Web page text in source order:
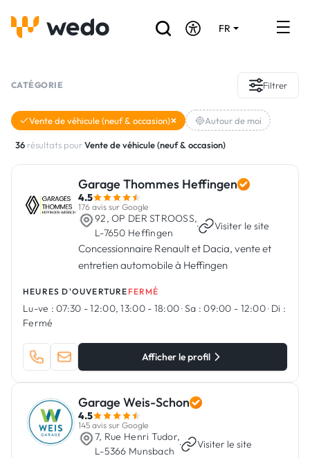
FR
Réalisations
Offres d'emploi
Vous êtes un Artisan ?
CATÉGORIE Filtrer
Vente de véhicule (neuf & occasion) Autour de moi
36 résultats pourVente de véhicule (neuf & occasion)
Garage Thommes Heffingen
4.5
176 avis sur Google
92, OP DER STROOSS,
L-7650 Heffingen
· Visiter le site
Concessionnaire Renault et Dacia, vente et
entretien automobile à Heffingen
HEURES D'OUVERTURE FERMÉ
Lu-ve : 07:30 - 12:00, 13:00 - 18:00·Sa : 09:00 - 12:00· Di :
Fermé
Afficher le profil
Garage Weis-Schon
4.5
145 avis sur Google
7, Rue Henri Tudor,
L-5366 Munsbach
· Visiter le site